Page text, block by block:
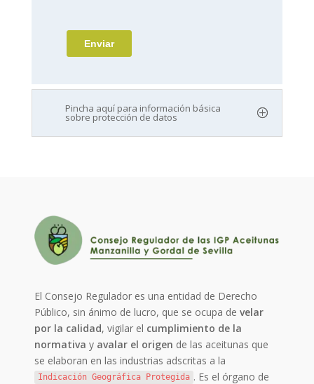
Pincha aquí para información básica
sobre protección de datos
El Consejo Regulador es una entidad de Derecho
Público, sin ánimo de lucro, que se ocupa develar
por la calidad, vigilar el cumplimiento de la
normativa y avalar el origen de las aceitunas que
se elaboran en las industrias adscritas a la
Indicación Geográfica Protegida . Es el órgano de